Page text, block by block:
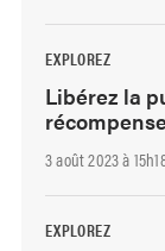
EXPLOREZ
Libérez la
3 août 2023 à
EXPLOREZ